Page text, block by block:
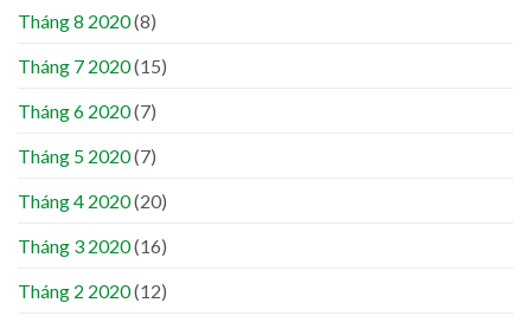
Tháng 8 2020(8)
Tháng 7 2020(15)
Tháng 6 2020(7)
Tháng 5 2020(7)
Tháng 4 2020(20)
Tháng 3 2020(16)
Tháng 2 2020(12)